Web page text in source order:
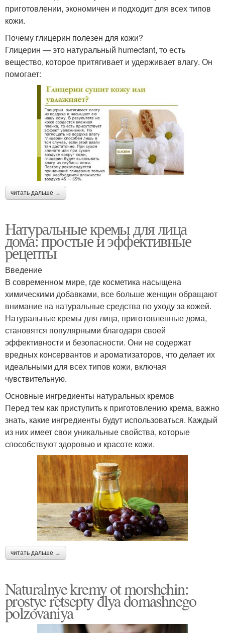
Кремы для кожи
Эффективный крем
Крем с травами Детский крем
Кремы на основе
приготовлении, экономичен и подходит для всех типов
кожи.
Почему глицерин полезен для кожи?
Глицерин — это натуральный humectant, то есть
вещество, которое притягивает и удерживает влагу. Он
помогает:
читать дальше →
Натуральные кремы для лица
дома: простые и эффективные
рецепты
Введение
В современном мире, где косметика насыщена
химическими добавками, все больше женщин обращают
внимание на натуральные средства по уходу за кожей.
Натуральные кремы для лица, приготовленные дома,
становятся популярными благодаря своей
эффективности и безопасности. Они не содержат
вредных консервантов и ароматизаторов, что делает их
идеальными для всех типов кожи, включая
чувствительную.
Основные ингредиенты натуральных кремов
Перед тем как приступить к приготовлению крема, важно
знать, какие ингредиенты будут использоваться. Каждый
из них имеет свои уникальные свойства, которые
способствуют здоровью и красоте кожи.
читать дальше →
Naturalnye kremy ot morshchin:
prostye retsepty dlya domashnego
polzovaniya